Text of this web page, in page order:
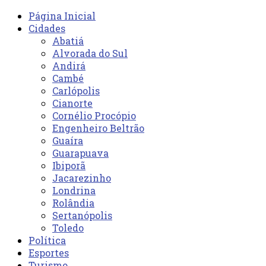
Página Inicial
Cidades
Abatiá
Alvorada do Sul
Andirá
Cambé
Carlópolis
Cianorte
Cornélio Procópio
Engenheiro Beltrão
Guaíra
Guarapuava
Ibiporã
Jacarezinho
Londrina
Rolândia
Sertanópolis
Toledo
Política
Esportes